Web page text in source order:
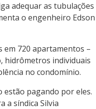
adequar as tubulações
o engenheiro Edson
720 apartamentos –
hidrômetros individuais
no condomínio.
estão pagando por eles.
a síndica Silvia